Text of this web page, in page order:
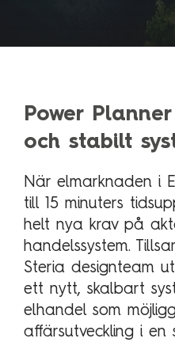
Technology
Telekom & media
Industri
Försvar &
Myndigheter
Transport &
Finans
Schweiz
Spanien
Storbritannien
Österrike
Sopra Steria Global
Sopra Banking Software
Sopra HR Software
Power
och stabilt
När elmarknaden i
till 15 minuters
helt nya krav på
handelssystem.
Steria designteam
ett nytt, skalbart
elhandel som
affärsutveckling i